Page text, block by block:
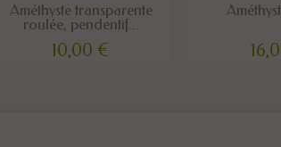
Améthyste transparente
roulée, pendentif...
10,00 €